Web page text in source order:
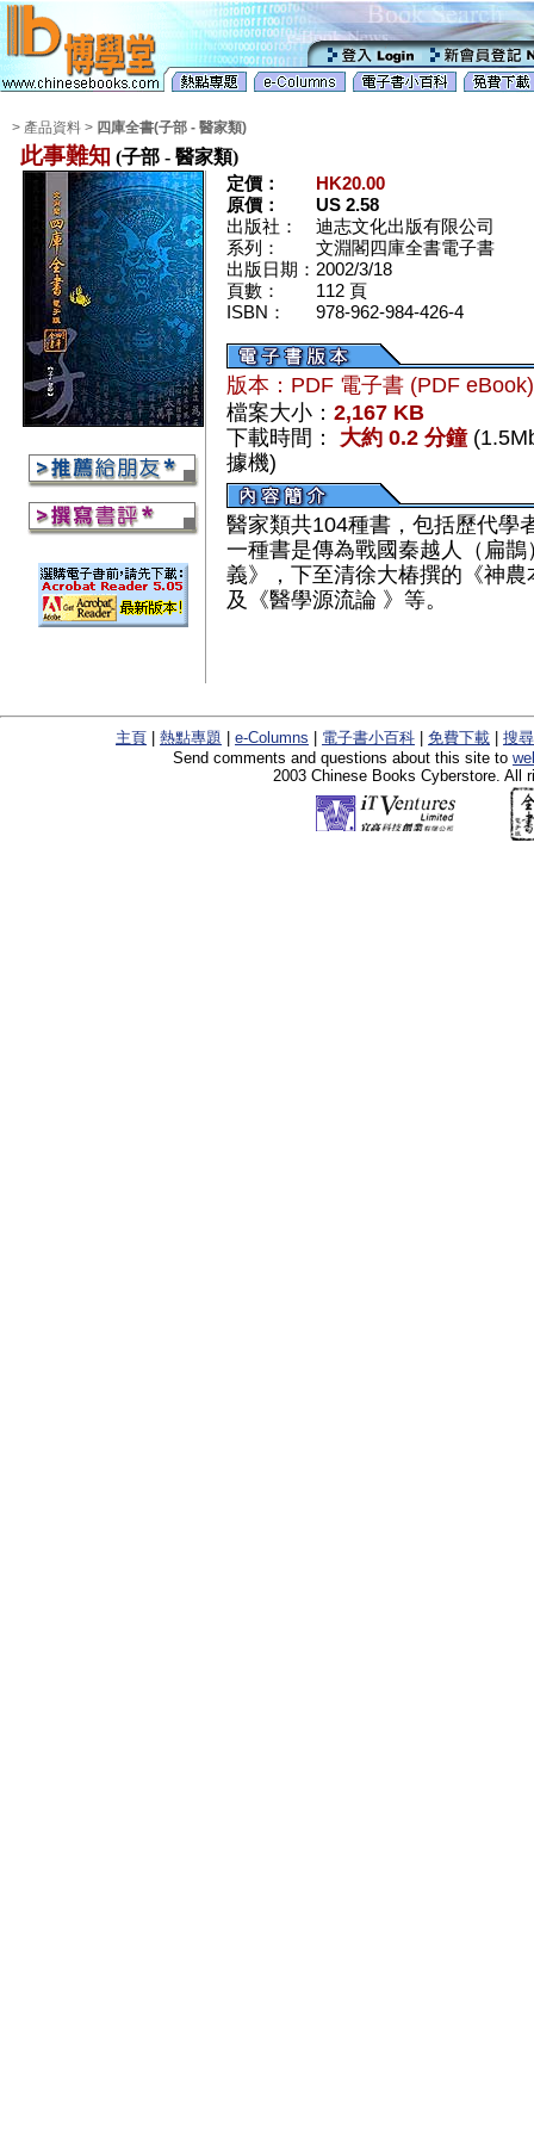
> 產品資料 > 四庫全書(子部 - 醫家類)
此事難知 (子部 - 醫家類)
定價：
HK20.00
原價：
US 2.58
出版社：
迪志文化出版有限公司
系列：
文淵閣四庫全書電子書
出版日期： 2002/3/18
頁數：
112 頁
ISBN：
978-962-984-426-4
版本：PDF 電子書 (PDF
檔案大小： 2,167 KB
下載時間：
大約 0.2 分鐘
據機)
醫家類共104種書，包括歷代學
一種書是傳為戰國秦越人（扁
義》，下至清徐大椿撰的《神
及《醫學源流論 》等。
主頁 熱點專題 e-Columns 電子書小百科 免費下載
搜
Send comments and questions about this site to
2003 Chinese Books Cyberstore. All